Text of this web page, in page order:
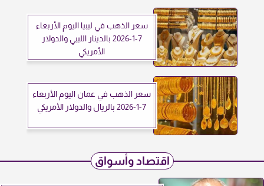
سعر الذهب في ليبيا اليوم الأربعاء
7-1-2026 بالدينار الليبي والدولار
الأمريكي
سعر الذهب في عمان اليوم الأربعاء
7-1-2026 بالريال والدولار الأمريكي
اقتصاد وأسواق